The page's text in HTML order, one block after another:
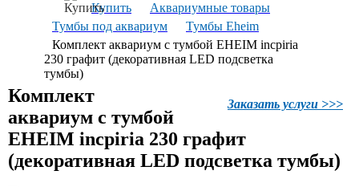
Купить
Аквариумные товары
Тумбы под аквариум
Тумбы Eheim
Комплект аквариум с тумбой EHEIM incpiria
230 графит (декоративная LED подсветка
тумбы)
Заказать услуги >>>
Комплект
аквариум с тумбой
EHEIM incpiria 230 графит
(декоративная LED подсветка тумбы)